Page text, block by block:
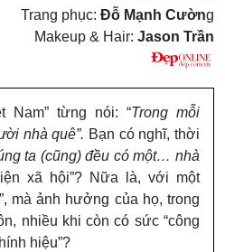
Trang phục: Đỗ Mạnh Cường
Makeup & Hair: Jason Trần
Nam” từng nói: “Trong mỗi
nhà quê”. Bạn có nghĩ, thời
ta (cũng) đều có một… nhà
xã hội”? Nữa là, với một
mà ảnh hưởng của họ, trong
nhiều khi còn có sức “công
hiệu”?